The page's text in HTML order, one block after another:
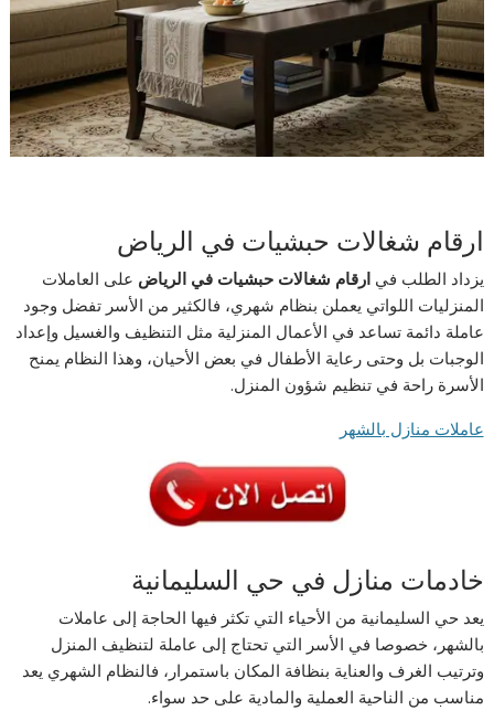
ارقام شغالات حبشيات في الرياض
يزداد الطلب فيارقام شغالات حبشيات في الرياض على العاملات
المنزليات اللواتي يعملن بنظام شهري، فالكثير من الأسر تفضل وجود
عاملة دائمة تساعد في الأعمال المنزلية مثل التنظيف والغسيل وإعداد
الوجبات بل وحتى رعاية الأطفال في بعض الأحيان، وهذا النظام يمنح
الأسرة راحة في تنظيم شؤون المنزل.
عاملات منازل بالشهر
خادمات منازل في حي السليمانية
يعد حي السليمانية من الأحياء التي تكثر فيها الحاجة إلى عاملات
بالشهر، خصوصا في الأسر التي تحتاج إلى عاملة لتنظيف المنزل
وترتيب الغرف والعناية بنظافة المكان باستمرار، فالنظام الشهري يعد
مناسب من الناحية العملية والمادية على حد سواء.